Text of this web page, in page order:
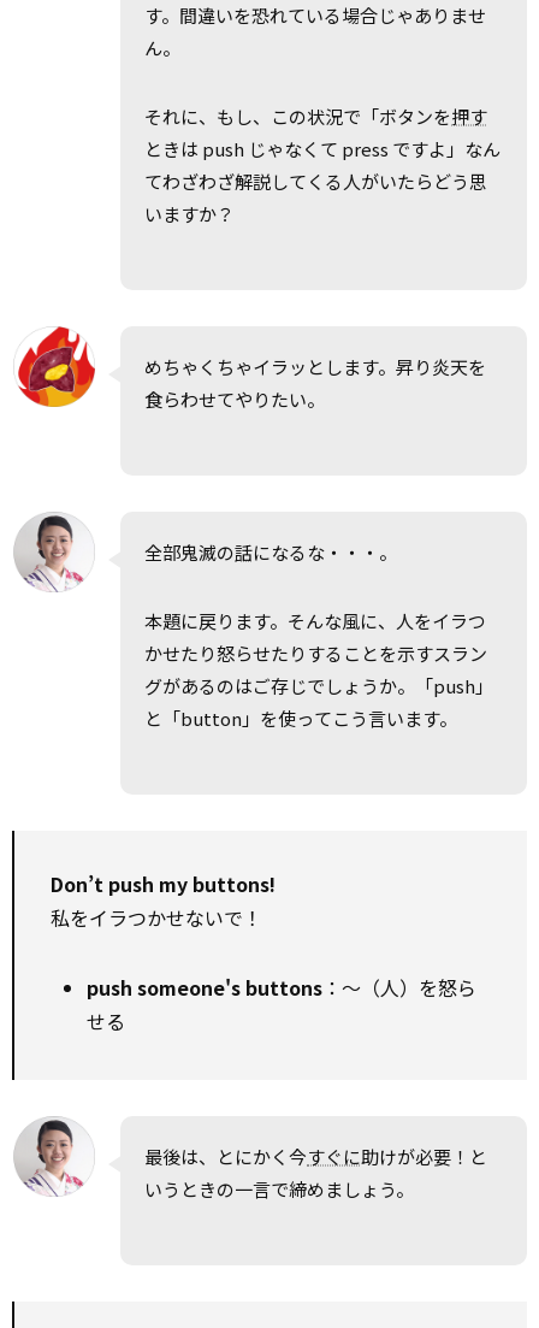
す。間違いを恐れている場合じゃありませ
ん。
それに、もし、この状況で「ボタンを押す
ときは push じゃなくて press ですよ」なん
てわざわざ解説してくる人がいたらどう思
いますか？
めちゃくちゃイラッとします。昇り炎天を
食らわせてやりたい。
全部鬼滅の話になるな・・・。
本題に戻ります。そんな風に、人をイラつ
かせたり怒らせたりすることを示すスラン
グがあるのはご存じでしょうか。「push」
と「button」を使ってこう言います。
Don’t push my buttons!
私をイラつかせないで！
push someone's buttons ：～（人）を怒ら
せる
最後は、とにかく今すぐに助けが必要！と
いうときの一言で締めましょう。